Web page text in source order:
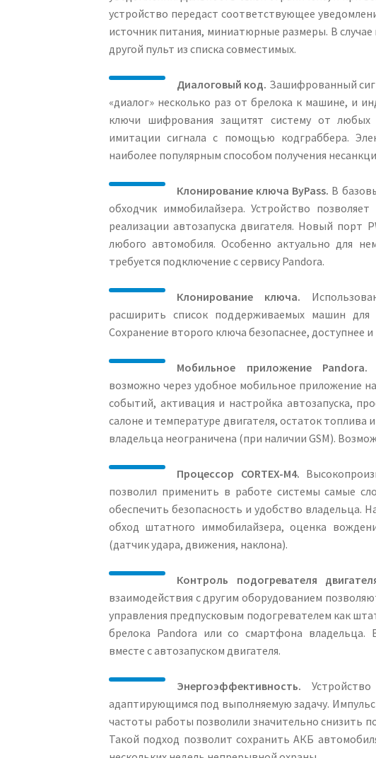
устройство передаст соответствующее
источник питания, миниатюрные размеры. В
другой пульт из списка совместимых.
Диалоговый код. Зашифрованный
«диалог» несколько раз от брелока к машине, и
ключи шифрования защитят систему от любых
имитации сигнала с помощью кодграббера.
наиболее популярным способом получения
Клонирование ключа ByPass. В
обходчик иммобилайзера. Устройство
реализации автозапуска двигателя. Новый порт
любого автомобиля. Особенно актуально для
требуется подключение с сервису Pandora.
Клонирование ключа.
расширить список поддерживаемых машин для
Сохранение второго ключа безопаснее, доступнее
Мобильное приложение Pandora.
возможно через удобное мобильное приложение
событий, активация и настройка автозапуска,
салоне и температуре двигателя, остаток топлива
владельца неограничена (при наличии GSM).
Процессор CORTEX-M4.
позволил применить в работе системы самые
обеспечить безопасность и удобство владельца.
обход штатного иммобилайзера, оценка
(датчик удара, движения, наклона).
Контроль подогревателя
взаимодействия с другим оборудованием
управления предпусковым подогревателем как
брелока Pandora или со смартфона владельца.
вместе с автозапуском двигателя.
Энергоэффективность.
адаптирующимся под выполняемую задачу.
частоты работы позволили значительно снизить
Такой подход позволит сохранить АКБ